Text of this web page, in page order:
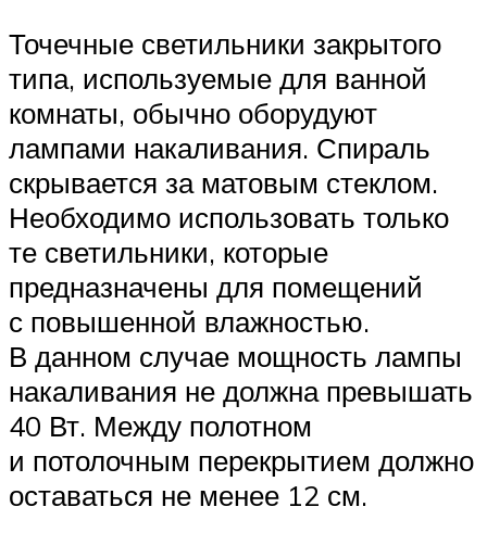
Точечные светильники закрытого
типа, используемые для ванной
комнаты, обычно оборудуют
лампами накаливания. Спираль
скрывается за матовым стеклом.
Необходимо использовать только
те светильники, которые
предназначены для помещений
с повышенной влажностью.
В данном случае мощность лампы
накаливания не должна превышать
40 Вт. Между полотном
и потолочным перекрытием должно
оставаться не менее 12 см.